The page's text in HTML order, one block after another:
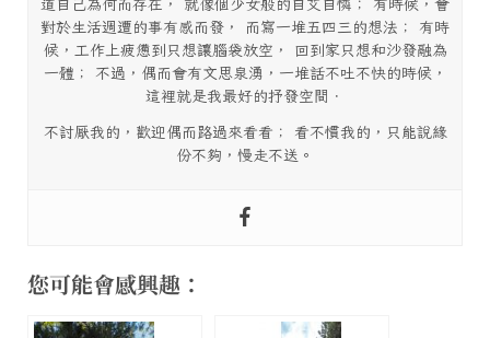
道自己為何而存在， 就像個少女般的自艾自憐； 有時候，會
對於生活週遭的事有感而發， 而寫一堆五四三的想法； 有時
候，工作上疲憊到只想讓腦袋放空， 回到家只想和沙發融為
一體； 不過，偶而會有文思泉湧，一堆話不吐不快的時候，
這裡就是我最好的抒發空間．
不討厭我的，歡迎偶而路過來看看； 看不慣我的，只能說緣
份不夠，慢走不送。
您可能會感興趣：